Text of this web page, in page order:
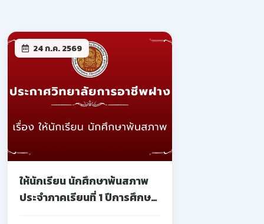
24 ก.ค. 2569
ให้นักเรียน นักศึกษาพ้นสภาพ
ประจำภาคเรียนที่ 1 ปีการศึกษา